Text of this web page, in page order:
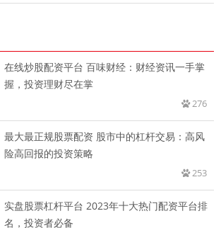
在线炒股配资平台 百味财经：财经资讯一手掌
握，投资理财尽在掌
276
最大最正规股票配资 股市中的杠杆交易：高风
险高回报的投资策略
253
实盘股票杠杆平台 2023年十大热门配资平台排
名，投资者必备